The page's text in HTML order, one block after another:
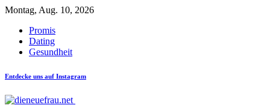
Montag, Aug. 10, 2026
Promis
Dating
Gesundheit
Entdecke uns auf Instagram